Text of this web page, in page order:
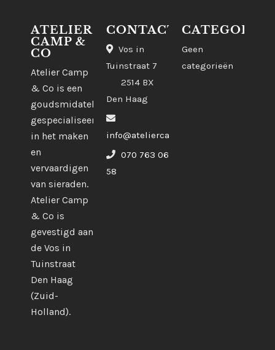
ATELIER
CAMP &
CO
Atelier Camp
& Co is een
goudsmidatelier
gespecialiseerd
in het maken
en
vervaardigen
van sieraden.
Atelier Camp
& Co is
gevestigd aan
de Vos in
Tuinstraat
Den Haag
(Zuid-
Holland).
CONTACT
Vos in
Tuinstraat 7
2514 BX
Den Haag
info@ateliercampco.com
070 763 06
58
Geen
categorieën